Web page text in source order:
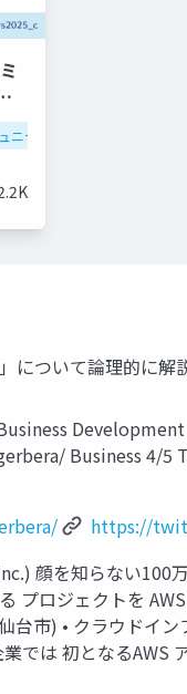
と
ニティ
について論理的に
Business 4/5
https://
顔を知らない100
プロジェクトを
市) • クラウドイ
では 初となる